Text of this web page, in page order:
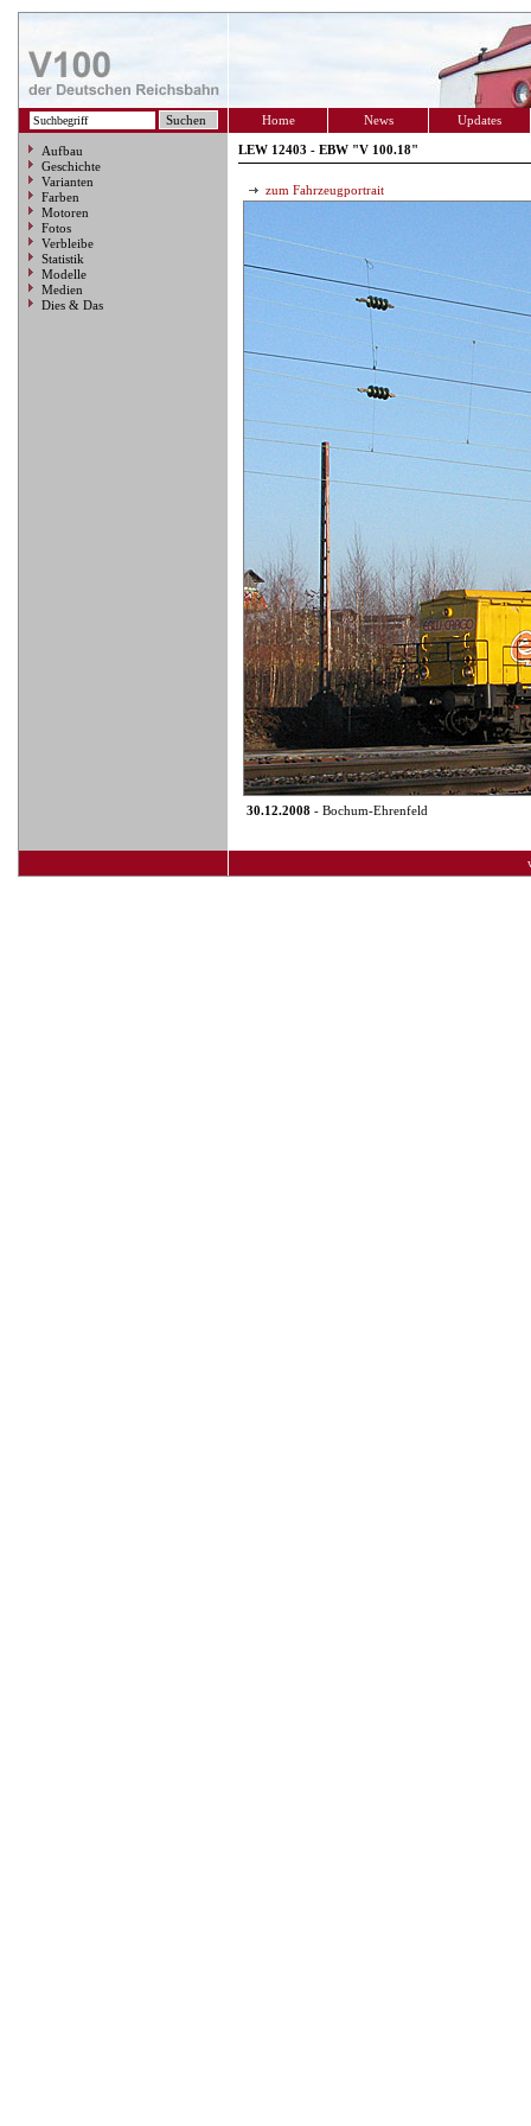
Home News Updates
Aufbau
Geschichte
Varianten
Farben
Motoren
Fotos
Verbleibe
Statistik
Modelle
Medien
Dies & Das
LEW 12403 - EBW "V 100.18"
zum Fahrzeugportrait
30.12.2008 - Bochum-Ehrenfeld